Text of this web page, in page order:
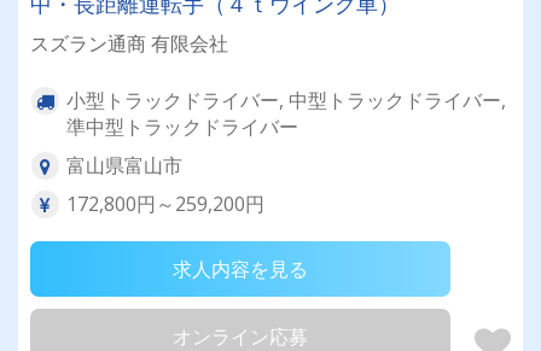
スズラン通商 有限会社
小型トラックドライバー, 中型トラックドライバー,
準中型トラックドライバー
富山県富山市
172,800円～259,200円
求人内容を見る
オンライン応募